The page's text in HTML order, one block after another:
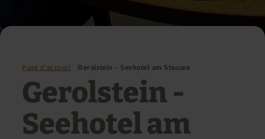
Page d'accueil Gerolstein - Seehotel am Stausee
Gerolstein -
Seehotel am